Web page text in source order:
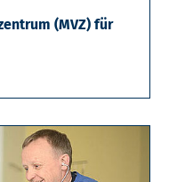
(MVZ) für